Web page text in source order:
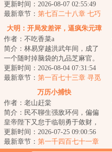
工，没有金手指，凭借前世的信
息，依靠自己的...
更新时间：2026-08-07 02:55:49
最新章节： 第七百二十八章 七巧
华容
大明：开局发差评，逼疯朱元璋
作者：不吃香菜a
简介：林易穿越洪武年间，成了
一个随时掉脑袋的九品芝麻官。
&lt;br/&gt;恰逢贪官鱼肉百姓，林
易反手绑定...
更新时间：2026-08-04 07:31:54
最新章节： 第一百七十三章 寻觅
大航海传奇CEO
万历小捕快
作者：老山赶棠
简介：民不聊生强敌环伺，偏偏
皇帝陛下又怠于临朝勇于敛财，
且看顺天府的小捕快如何除奸
佞、护山河、还民...
更新时间：2026-07-25 09:00:56
最新章节： 第一千四百七十一章